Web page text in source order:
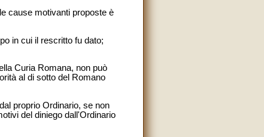
cause motivanti proposte è
in cui il rescritto fu dato;
Curia Romana, non può
al di sotto del Romano
proprio Ordinario, se non
del diniego dall'Ordinario